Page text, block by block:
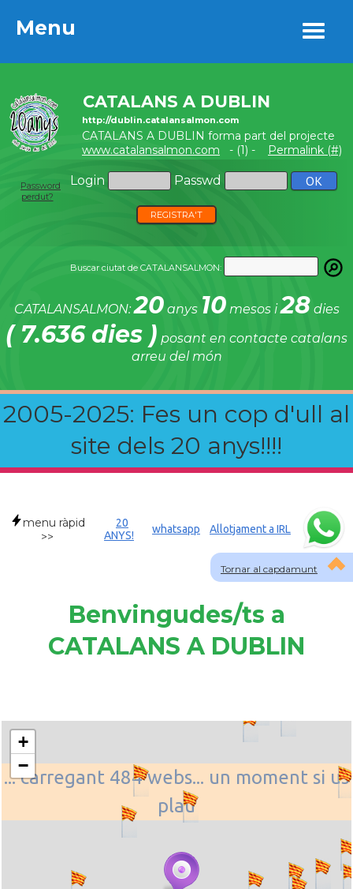
Menu
CATALANS A DUBLIN
http://dublin.catalansalmon.com
CATALANS A DUBLIN forma part del projecte
www.catalansalmon.com - (1) - Permalink (#)
Login Passwd
Password
perdut?
REGISTRA'T
Buscar ciutat de CATALANSALMON:
CATALANSALMON:20anys 10mesos i28 dies
( 7.636 dies ) posant en contacte catalans
arreu del món
2005-2025: Fes un cop d'ull al
site dels 20 anys!!!!
Menu
Tornar al capdamunt
menu ràpid
>>
20
ANYS!
whatsapp Allotjament a IRL
Benvingudes/ts a
CATALANS A DUBLIN
... carregant 484 webs... un moment si us
plau
+
−